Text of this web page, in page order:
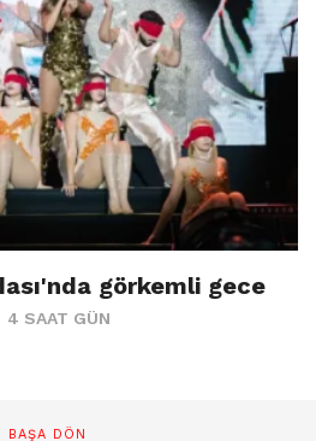
görkemli gece
4 SAAT GÜN
BAŞA DÖN